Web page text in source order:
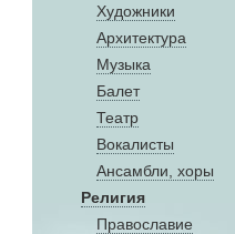
Художники
Aрхитектура
Музыка
Балет
Театр
Вокалисты
Aнсамбли, хоры
Религия
Православие